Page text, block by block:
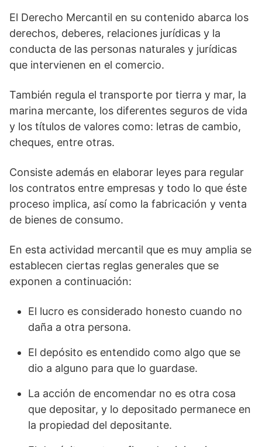
El Derecho Mercantil en su contenido abarca los
derechos, deberes, relaciones jurídicas y la
conducta de las personas naturales y jurídicas
que intervienen en el comercio.
También regula el transporte por tierra y mar, la
marina mercante, los diferentes seguros de vida
y los títulos de valores como: letras de cambio,
cheques, entre otras.
Consiste además en elaborar leyes para regular
los contratos entre empresas y todo lo que éste
proceso implica, así como la fabricación y venta
de bienes de consumo.
En esta actividad mercantil que es muy amplia se
establecen ciertas reglas generales que se
exponen a continuación:
El lucro es considerado honesto cuando no
daña a otra persona.
El depósito es entendido como algo que se
dio a alguno para que lo guardase.
La acción de encomendar no es otra cosa
que depositar, y lo depositado permanece en
la propiedad del depositante.